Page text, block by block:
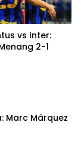
vs Inter:
2-1
Marc Márquez